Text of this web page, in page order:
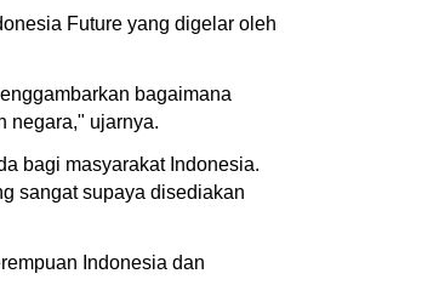
Future yang digelar oleh
bagaimana
negara," ujarnya.
bagi masyarakat Indonesia.
sangat supaya disediakan
Indonesia dan